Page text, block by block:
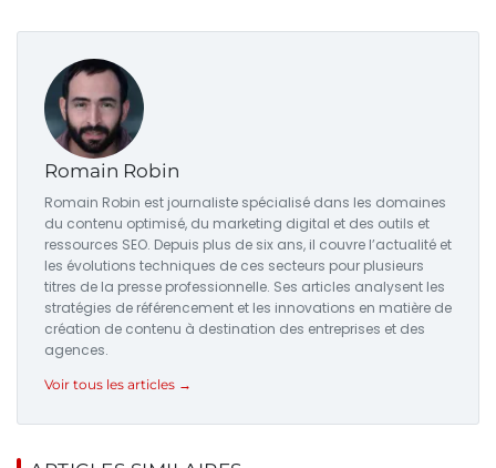
Romain Robin
Romain Robin est journaliste spécialisé dans les domaines
du contenu optimisé, du marketing digital et des outils et
ressources SEO. Depuis plus de six ans, il couvre l’actualité et
les évolutions techniques de ces secteurs pour plusieurs
titres de la presse professionnelle. Ses articles analysent les
stratégies de référencement et les innovations en matière de
création de contenu à destination des entreprises et des
agences.
Voir tous les articles →